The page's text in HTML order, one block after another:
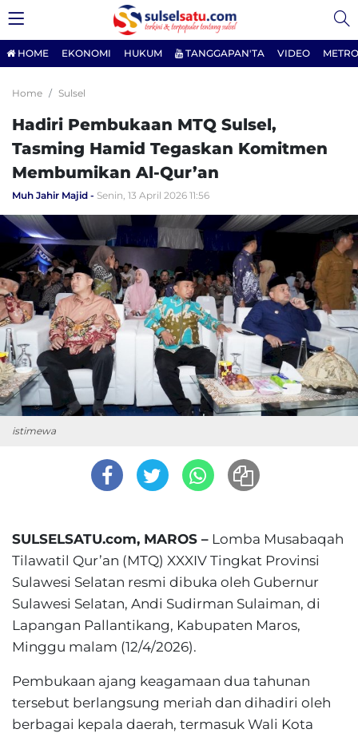
HOME EKONOMI HUKUM TANGGAPAN'TA VIDEO
Home Sulsel
Hadiri Pembukaan MTQ Sulsel,
Tasming Hamid Tegaskan Komitmen
Membumikan Al-Qur’an
Muh Jahir Majid Senin, 13 April 2026 11:56
istimewa
SULSELSATU.com, MAROS – Lomba Musabaqah
Tilawatil Qur’an (MTQ) XXXIV Tingkat Provinsi
Sulawesi Selatan resmi dibuka oleh Gubernur
Sulawesi Selatan, Andi Sudirman Sulaiman, di
Lapangan Pallantikang, Kabupaten Maros,
Minggu malam (12/4/2026).
Pembukaan ajang keagamaan dua tahunan
tersebut berlangsung meriah dan dihadiri oleh
berbagai kepala daerah, termasuk Wali Kota